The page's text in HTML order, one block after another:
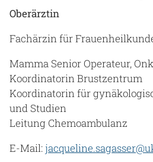
Oberärztin
Fachärzin für
Mamma Senior Operateur,
Koordinatorin Brustzentrum
Koordinatorin für
und Studien
Leitung Chemoambulanz
E-Mail: